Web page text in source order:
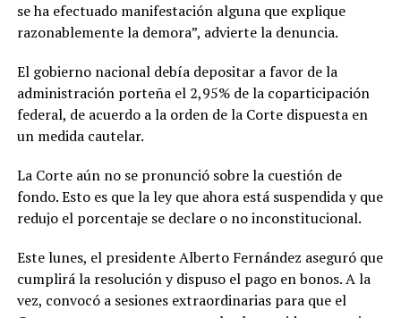
se ha efectuado manifestación alguna que explique
razonablemente la demora”, advierte la denuncia.
El gobierno nacional debía depositar a favor de la
administración porteña el 2,95% de la coparticipación
federal, de acuerdo a la orden de la Corte dispuesta en
un medida cautelar.
La Corte aún no se pronunció sobre la cuestión de
fondo. Esto es que la ley que ahora está suspendida y que
redujo el porcentaje se declare o no inconstitucional.
Este lunes, el presidente Alberto Fernández aseguró que
cumplirá la resolución y dispuso el pago en bonos. A la
vez, convocó a sesiones extraordinarias para que el